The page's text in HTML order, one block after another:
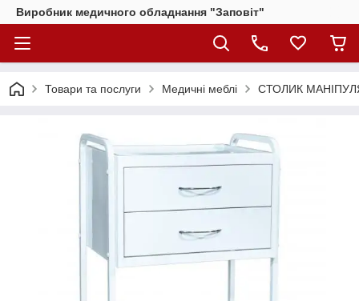
Виробник медичного обладнання "Заповіт"
Товари та послуги Медичні меблі СТОЛИК